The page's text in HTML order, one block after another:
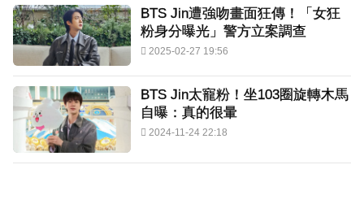
BTS Jin遭強吻畫面狂傳！「女狂
粉身分曝光」警方立案調查
2025-02-27 19:56
BTS Jin太寵粉！坐103圈旋轉木馬
自曝：真的很暈
2024-11-24 22:18